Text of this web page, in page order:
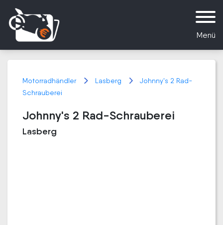
Menü
Motorradhändler Lasberg
Johnny's 2 Rad-
Schrauberei
Johnny's 2 Rad-Schrauberei
Lasberg